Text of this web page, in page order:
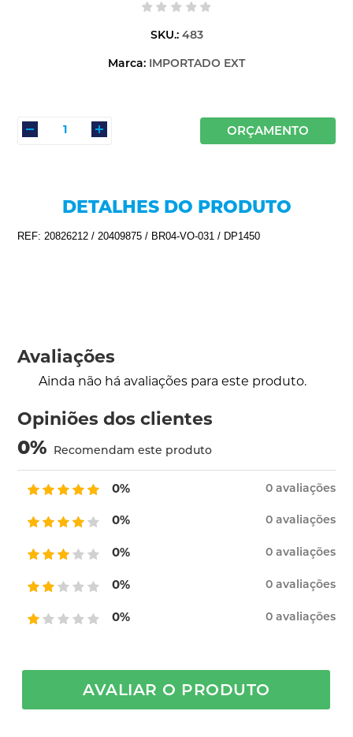
SKU.:483
Marca: IMPORTADO EXT
ORÇAMENTO
DETALHES DO PRODUTO
REF: 20826212 / 20409875 / BR04-VO-031 / DP1450
Avaliações
Ainda não há avaliações para este produto.
Opiniões dos clientes
0% Recomendam este produto
0% 0 avaliações
0% 0 avaliações
0% 0 avaliações
0% 0 avaliações
0% 0 avaliações
AVALIAR O PRODUTO